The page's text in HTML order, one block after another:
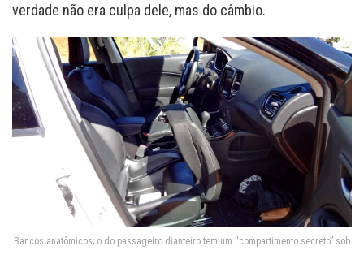
verdade não era culpa dele, mas do câmbio.
Bancos anatômicos; o do passageiro dianteiro tem um “compartimento secreto” sob